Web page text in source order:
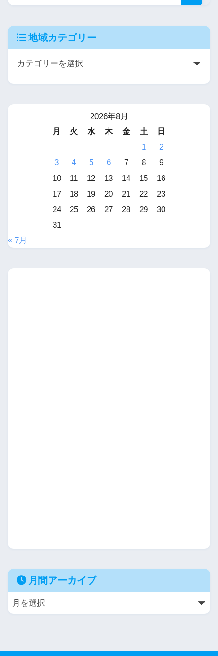
地域カテゴリー
2026年8月
月
火 水 木 金 土
日
1
2
3
4 5 6 7 8
9
10
11 12 13 14 15
16
17
18 19 20 21 22
23
24
25 26 27 28 29
30
31
« 7月
月間アーカイブ